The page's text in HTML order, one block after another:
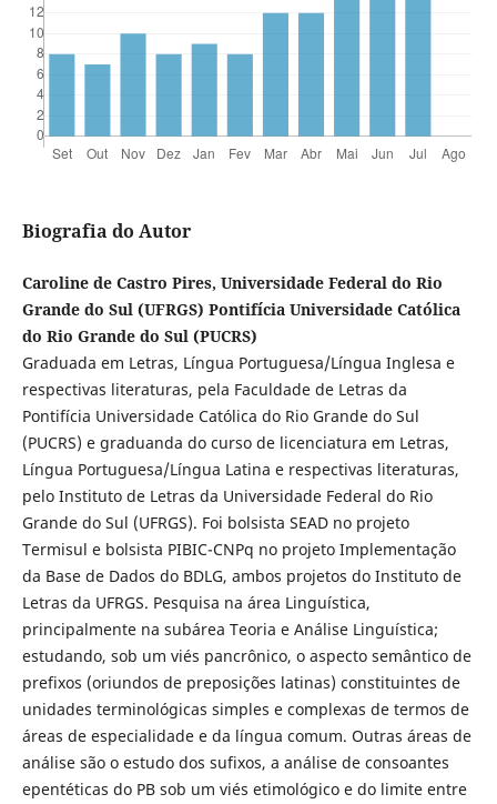
Biografia do Autor
Caroline de Castro Pires, Universidade Federal do Rio
Grande do Sul (UFRGS) Pontifícia Universidade Católica
do Rio Grande do Sul (PUCRS)
Graduada em Letras, Língua Portuguesa/Língua Inglesa e
respectivas literaturas, pela Faculdade de Letras da
Pontifícia Universidade Católica do Rio Grande do Sul
(PUCRS) e graduanda do curso de licenciatura em Letras,
Língua Portuguesa/Língua Latina e respectivas literaturas,
pelo Instituto de Letras da Universidade Federal do Rio
Grande do Sul (UFRGS). Foi bolsista SEAD no projeto
Termisul e bolsista PIBIC-CNPq no projeto Implementação
da Base de Dados do BDLG, ambos projetos do Instituto de
Letras da UFRGS. Pesquisa na área Linguística,
principalmente na subárea Teoria e Análise Linguística;
estudando, sob um viés pancrônico, o aspecto semântico de
prefixos (oriundos de preposições latinas) constituintes de
unidades terminológicas simples e complexas de termos de
áreas de especialidade e da língua comum. Outras áreas de
análise são o estudo dos sufixos, a análise de consoantes
epentéticas do PB sob um viés etimológico e do limite entre